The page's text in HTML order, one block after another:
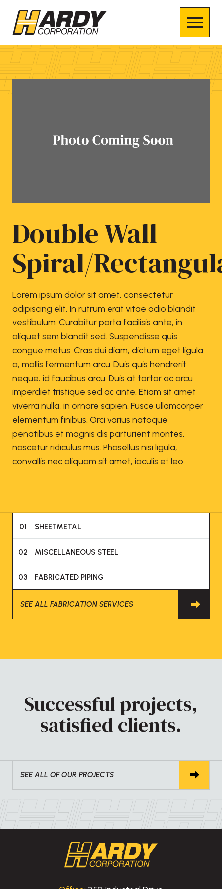
Double Wall
Spiral/
Lorem ipsum dolor sit amet, consectetur
adipiscing elit. In rutrum erat vitae odio blandit
vestibulum. Curabitur porta facilisis ante, in
aliquet sem blandit sed. Suspendisse quis
congue metus. Cras dui diam, dictum eget ligula
a, mollis fermentum arcu. Duis quis hendrerit
neque, id faucibus arcu. Duis at tortor ac arcu
imperdiet tristique sed ac ante. Etiam sit amet
viverra nulla, in ornare sapien. Fusce ullamcorper
elementum finibus. Orci varius natoque
penatibus et magnis dis parturient montes,
nascetur ridiculus mus. Phasellus nisi ligula,
convallis nec aliquam sit amet, iaculis et leo.
01 SHEETMETAL
02 MISCELLANEOUS STEEL
03 FABRICATED PIPING
SEE ALL FABRICATION SERVICES
Successful projects,
satisfied clients.
SEE ALL OF OUR PROJECTS